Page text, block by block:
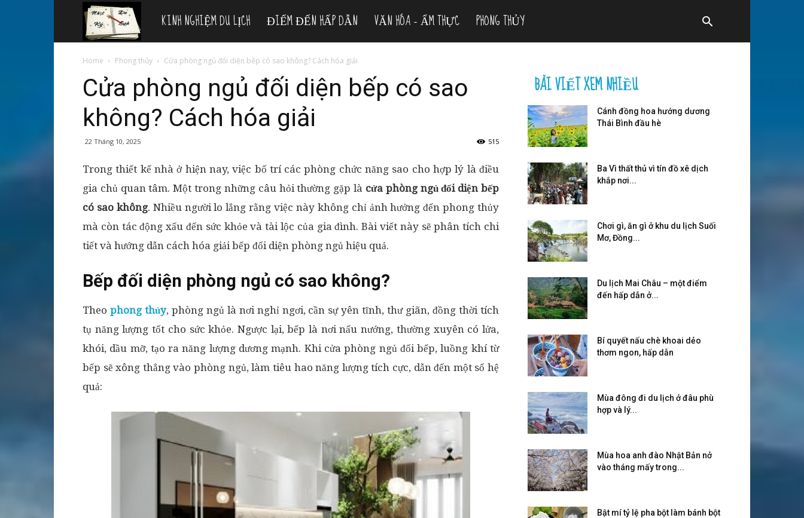
Nhật
ký
du
KINH NGHIỆM DU LỊCH ĐIỂM ĐẾN HẤP DẪN VĂN HÓA – ẨM THỰC PHONG THỦY
Home Phong thủy Cửa phòng ngủ đối diện bếp có sao không? Cách hóa giải
Cửa phòng ngủ đối diện bếp có sao
không? Cách hóa giải
22 Tháng 10, 2025 515
Trong thiết kế nhà ở hiện nay, việc bố trí các phòng chức năng sao cho hợp lý là điều
gia chủ quan tâm. Một trong những câu hỏi thường gặp là cửa phòng ngủ đối diện bếp
có sao không. Nhiều người lo lắng rằng việc này không chỉ ảnh hưởng đến phong thủy
mà còn tác động xấu đến sức khỏe và tài lộc của gia đình. Bài viết này sẽ phân tích chi
tiết và hướng dẫn cách hóa giải bếp đối diện phòng ngủ hiệu quả.
Bếp đối diện phòng ngủ có sao không?
Theo phong thủy, phòng ngủ là nơi nghỉ ngơi, cần sự yên tĩnh, thư giãn, đồng thời tích
tụ năng lượng tốt cho sức khỏe. Ngược lại, bếp là nơi nấu nướng, thường xuyên có lửa,
khói, dầu mỡ, tạo ra năng lượng dương mạnh. Khi cửa phòng ngủ đối bếp, luồng khí từ
bếp sẽ xông thẳng vào phòng ngủ, làm tiêu hao năng lượng tích cực, dẫn đến một số hệ
quả:
BÀI VIẾT XEM NHIỀU
Cánh đồng hoa hướng dương
Thái Bình đầu hè
Ba Vì thất thủ vì tín đồ xê dịch
khắp nơi...
Chơi gì, ăn gì ở khu du lịch Suối
Mơ, Đồng...
Du lịch Mai Châu – một điểm
đến hấp dẫn ở...
Bí quyết nấu chè khoai dẻo
thơm ngon, hấp dẫn
Mùa đông đi du lịch ở đâu phù
hợp và lý...
Mùa hoa anh đào Nhật Bản nở
vào tháng mấy trong...
Bật mí tỷ lệ pha bột làm bánh bột